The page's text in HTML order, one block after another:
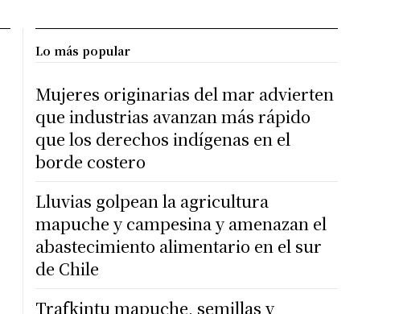
Lo más popular
Mujeres originarias del mar advierten
que industrias avanzan más rápido
que los derechos indígenas en el
borde costero
Lluvias golpean la agricultura
mapuche y campesina y amenazan el
abastecimiento alimentario en el sur
de Chile
Trafkintu mapuche, semillas y